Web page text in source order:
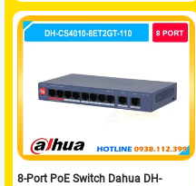
8-Port PoE Switch Dahua DH-